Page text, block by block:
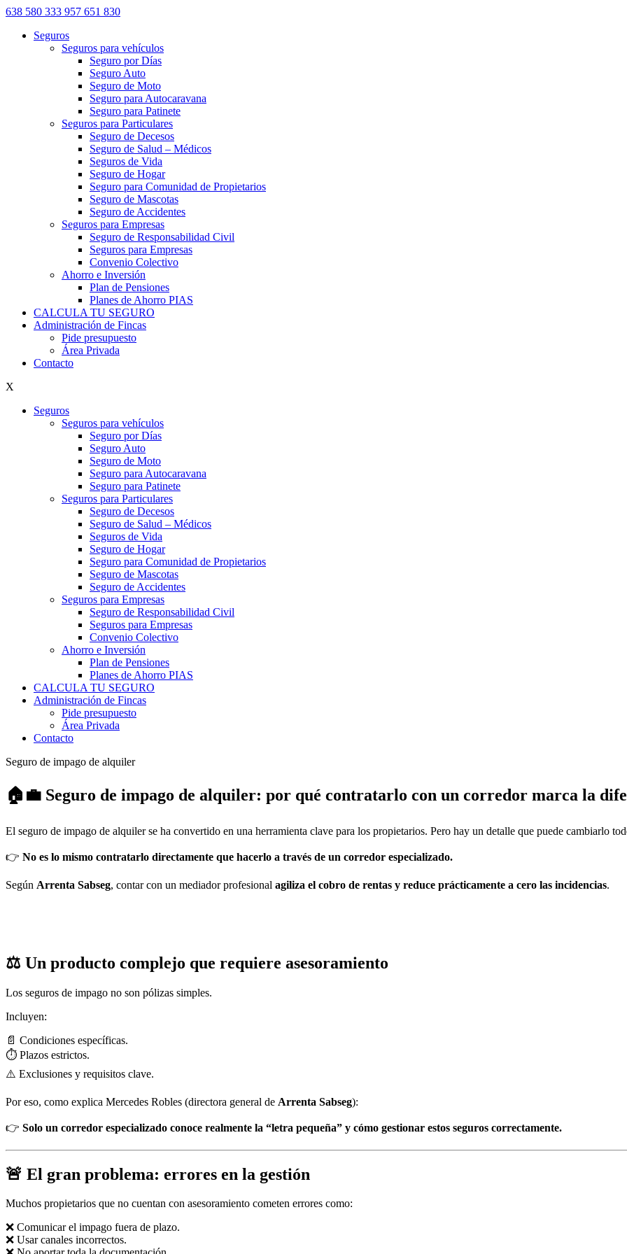
638 580 333 957 651 830
Seguros
Seguros para vehículos
Seguro por Días
Seguro Auto
Seguro de Moto
Seguro para Autocaravana
Seguro para Patinete
Seguros para Particulares
Seguro de Decesos
Seguro de Salud – Médicos
Seguros de Vida
Seguro de Hogar
Seguro para Comunidad de Propietarios
Seguro de Mascotas
Seguro de Accidentes
Seguros para Empresas
Seguro de Responsabilidad Civil
Seguros para Empresas
Convenio Colectivo
Ahorro e Inversión
Plan de Pensiones
Planes de Ahorro PIAS
CALCULA TU SEGURO
Administración de Fincas
Pide presupuesto
Área Privada
Contacto
X
Seguros
Seguros para vehículos
Seguro por Días
Seguro Auto
Seguro de Moto
Seguro para Autocaravana
Seguro para Patinete
Seguros para Particulares
Seguro de Decesos
Seguro de Salud – Médicos
Seguros de Vida
Seguro de Hogar
Seguro para Comunidad de Propietarios
Seguro de Mascotas
Seguro de Accidentes
Seguros para Empresas
Seguro de Responsabilidad Civil
Seguros para Empresas
Convenio Colectivo
Ahorro e Inversión
Plan de Pensiones
Planes de Ahorro PIAS
CALCULA TU SEGURO
Administración de Fincas
Pide presupuesto
Área Privada
Contacto
Seguro de impago de alquiler
🏠💼 Seguro de impago de alquiler: por qué contratarlo con un corredor marca la
El seguro de impago de alquiler se ha convertido en una herramienta clave para los propietarios. Pero hay un detalle que puede cambiarlo
👉 No es lo mismo contratarlo directamente que hacerlo a través de un corredor especializado.
Según Arrenta Sabseg, contar con un mediador profesional agiliza el cobro de rentas y reduce prácticamente a cero las incidencias.
⚖️ Un producto complejo que requiere asesoramiento
Los seguros de impago no son pólizas simples.
Incluyen:
📄 Condiciones específicas.
⏱️ Plazos estrictos.
⚠️ Exclusiones y requisitos clave.
Por eso, como explica Mercedes Robles (directora general de Arrenta Sabseg):
👉 Solo un corredor especializado conoce realmente la “letra pequeña” y cómo gestionar estos seguros correctamente.
🚨 El gran problema: errores en la gestión
Muchos propietarios que no cuentan con asesoramiento cometen errores como:
❌ Comunicar el impago fuera de plazo.
❌ Usar canales incorrectos.